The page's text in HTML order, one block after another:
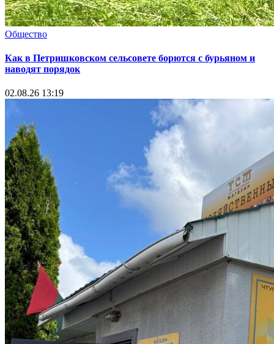
Общество
Как в Петришковском сельсовете борются с бурьяном и
наводят порядок
02.08.26 13:19